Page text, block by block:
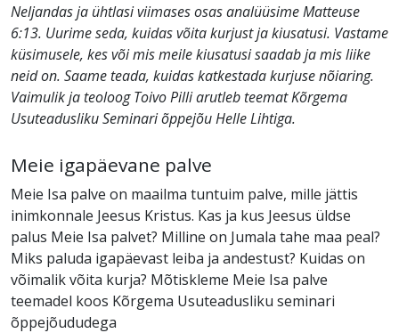
Neljandas ja ühtlasi viimases osas analüüsime Matteuse
6:13. Uurime seda, kuidas võita kurjust ja kiusatusi. Vastame
küsimusele, kes või mis meile kiusatusi saadab ja mis liike
neid on. Saame teada, kuidas katkestada kurjuse nõiaring.
Vaimulik ja teoloog Toivo Pilli arutleb teemat Kõrgema
Usuteadusliku Seminari õppejõu Helle Lihtiga.
Meie igapäevane palve
Meie Isa palve on maailma tuntuim palve, mille jättis
inimkonnale Jeesus Kristus. Kas ja kus Jeesus üldse
palus Meie Isa palvet? Milline on Jumala tahe maa peal?
Miks paluda igapäevast leiba ja andestust? Kuidas on
võimalik võita kurja? Mõtiskleme Meie Isa palve
teemadel koos Kõrgema Usuteadusliku seminari
õppejõududega